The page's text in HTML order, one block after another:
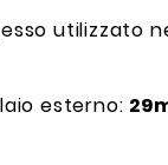
utilizzato
esterno: